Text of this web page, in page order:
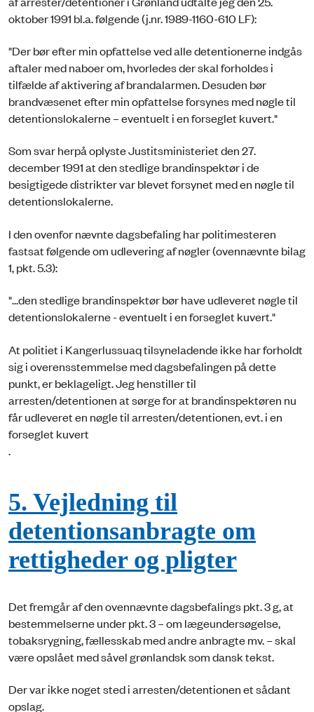
oktober 1991 bl.a. følgende (j.nr. 1989-1160-610 LF):
"Der bør efter min opfattelse ved alle detentionerne indgås
aftaler med naboer om, hvorledes der skal forholdes i
tilfælde af aktivering af brandalarmen. Desuden bør
brandvæsenet efter min opfattelse forsynes med nøgle til
detentionslokalerne – eventuelt i en forseglet kuvert."
Som svar herpå oplyste Justitsministeriet den 27.
december 1991 at den stedlige brandinspektør i de
besigtigede distrikter var blevet forsynet med en nøgle til
detentionslokalerne.
I den ovenfor nævnte dagsbefaling har politimesteren
fastsat følgende om udlevering af nøgler (ovennævnte bilag
1, pkt. 5.3):
"...den stedlige brandinspektør bør have udleveret nøgle til
detentionslokalerne - eventuelt i en forseglet kuvert."
At politiet i Kangerlussuaq tilsyneladende ikke har forholdt
sig i overensstemmelse med dagsbefalingen på dette
punkt, er beklageligt. Jeg henstiller til
arresten/detentionen at sørge for at brandinspektøren nu
får udleveret en nøgle til arresten/detentionen, evt. i en
forseglet kuvert
.
5. Vejledning til
detentionsanbragte om
rettigheder og pligter
Det fremgår af den ovennævnte dagsbefalings pkt. 3 g, at
bestemmelserne under pkt. 3 – om lægeundersøgelse,
tobaksrygning, fællesskab med andre anbragte mv. – skal
være opslået med såvel grønlandsk som dansk tekst.
Der var ikke noget sted i arresten/detentionen et sådant
opslag.